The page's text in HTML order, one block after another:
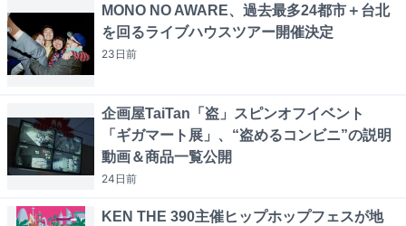
MONO NO AWARE、過去最多24都市＋台北
を回るライブハウスツアー開催決定
23日前
企画屋TaiTan「盗」スピンオフイベント
「ギガマート展」、“盗めるコンビニ”の説明
動画＆商品一覧公開
24日前
KEN THE 390主催ヒップホップフェスが地